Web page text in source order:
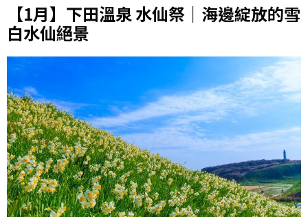
【1月】下田溫泉 水仙祭｜海邊綻放的雪
白水仙絕景